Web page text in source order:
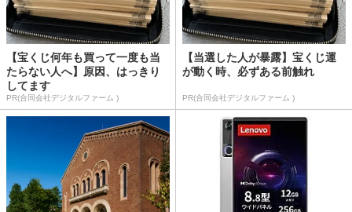
【宝くじ何年も買って一度も当
たらない人へ】原因、はっきり
してます
PR(合同会社デジタルファーム )
【当選した人が暴露】宝くじ運
が動く時、必ずある前触れ
PR(合同会社デジタルファーム )